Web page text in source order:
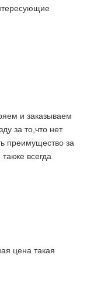
и заказываем
за то,что нет
преимущество за
всегда
цена такая